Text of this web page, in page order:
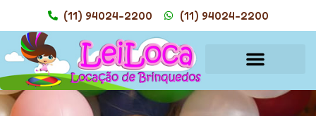
(11) 94024-2200 (11) 94024-2200